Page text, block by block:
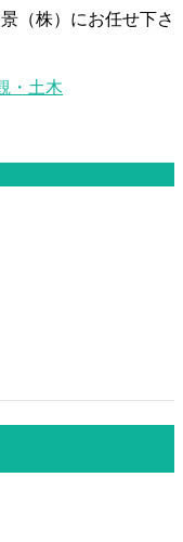
（株）にお任せ下さ